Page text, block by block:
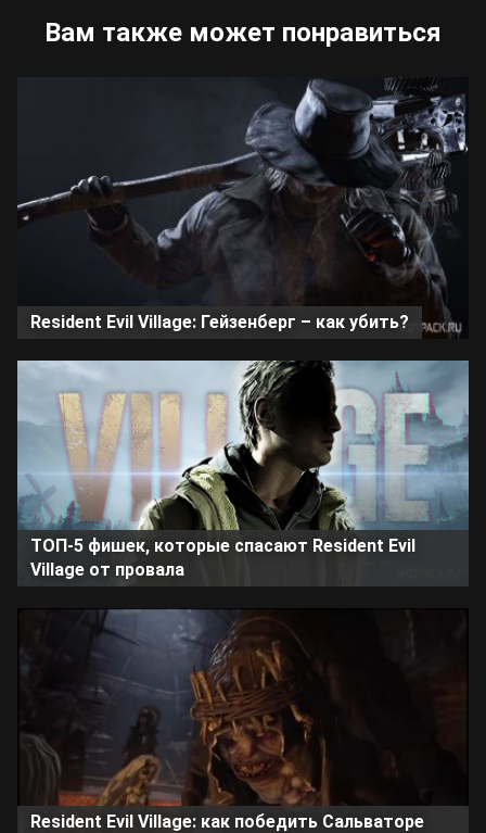
Вам также может понравиться
Resident Evil Village: Гейзенберг – как убить?
ТОП-5 фишек, которые спасают Resident Evil
Village от провала
Resident Evil Village: как победить Сальваторе